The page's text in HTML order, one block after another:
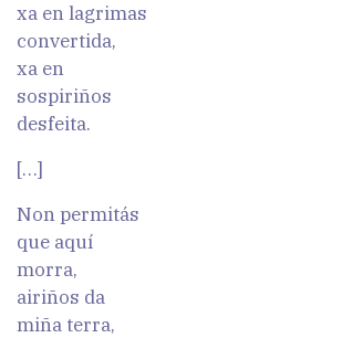
xa en lagrimas
convertida,
xa en
sospiriños
desfeita.
[…]
Non permitás
que aquí
morra,
airiños da
miña terra,